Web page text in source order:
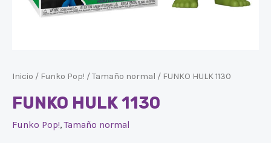
Inicio / Funko Pop! /Tamaño normal / FUNKO HULK 1130
FUNKO HULK 1130
Funko Pop!,Tamaño normal